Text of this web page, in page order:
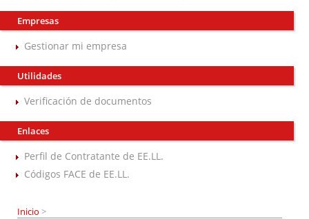
Empresas
Gestionar mi empresa
Utilidades
Verificación de documentos
Enlaces
Perfil de Contratante de EE.LL.
Códigos FACE de EE.LL.
Inicio >